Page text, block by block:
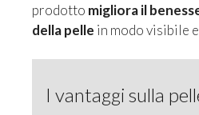
prodotto migliora il
della pelle in modo visibile
I vantaggi sulla